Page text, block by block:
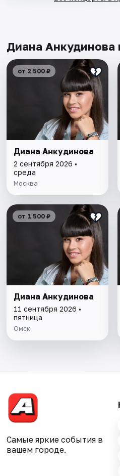
Диана Анкудинова
от 2 500 ₽
Диана Анкудинова
2 сентября 2026 •
среда
Москва
от 1 500 ₽
Диана Анкудинова
11 сентября 2026 •
пятница
Омск
Самые яркие события в
вашем городе.